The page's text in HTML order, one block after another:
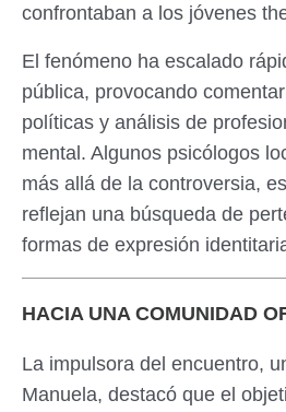
confrontaban a los jóvenes
El fenómeno ha escalado
pública, provocando
políticas y análisis de
mental. Algunos psicólogos
más allá de la controversia,
reflejan una búsqueda de
formas de expresión
HACIA UNA COMUNIDAD
La impulsora del encuentro,
Manuela, destacó que el